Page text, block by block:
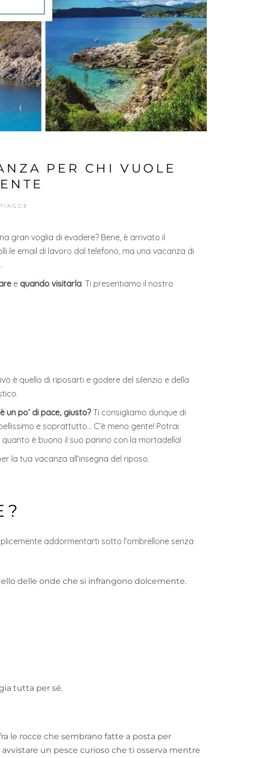
PER CHI VUOLE
gran voglia di evadere? Bene, è arrivato il
le email di lavoro dal telefono, ma una vacanza di
e quando visitarla. Ti presentiamo il nostro
è quello di riposarti e godere del silenzio e della
un po’ di pace, giusto? Ti consigliamo dunque di
e soprattutto… C’è meno gente! Potrai
è buono il suo panino con la mortadella!
la tua vacanza all’insegna del riposo.
addormentarti sotto l’ombrellone senza
delle onde che si infrangono dolcemente.
tutta per sé.
le rocce che sembrano fatte a posta per
un pesce curioso che ti osserva mentre